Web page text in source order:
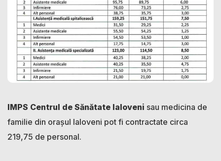
IMPS Centrul de Sănătate Ialoveni sau medicina de
familie din orașul Ialoveni pot fi contractate circa
219,75 de personal.